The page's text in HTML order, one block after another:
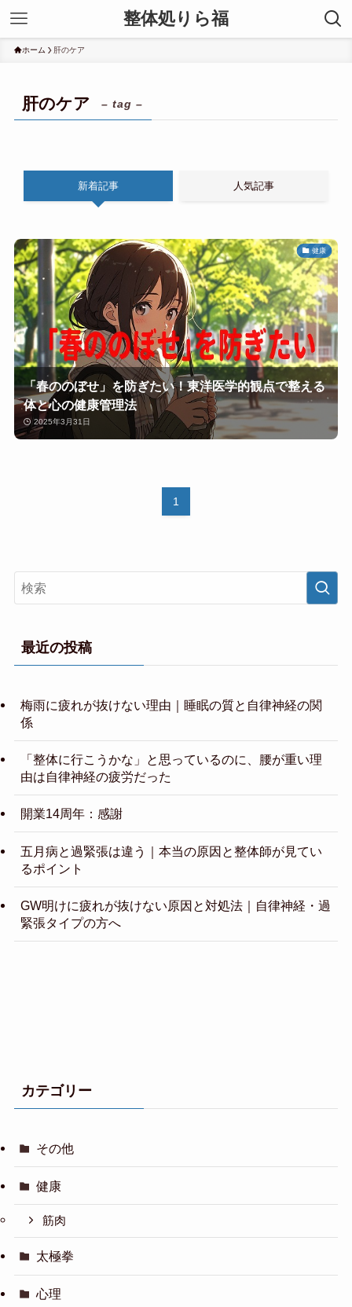
整体処りら福
ホーム 肝のケア
肝のケア – tag –
新着記事 人気記事
健康
「春ののぼせ」を防ぎたい！東洋医学的観点で整える
体と心の健康管理法
2025年3月31日
1
最近の投稿
梅雨に疲れが抜けない理由｜睡眠の質と自律神経の関
係
「整体に行こうかな」と思っているのに、腰が重い理
由は自律神経の疲労だった
開業14周年：感謝
五月病と過緊張は違う｜本当の原因と整体師が見てい
るポイント
GW明けに疲れが抜けない原因と対処法｜自律神経・過
緊張タイプの方へ
カテゴリー
その他
健康
筋肉
太極拳
心理